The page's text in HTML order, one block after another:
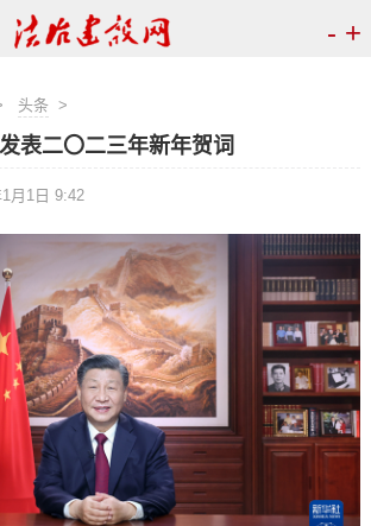
- +
头条>
表二〇二三年新年贺词
月1日 9:42